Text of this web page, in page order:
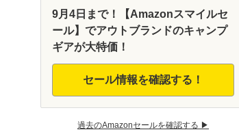
9月4日まで！【Amazonスマイルセ
ール】でアウトブランドのキャンプ
ギアが大特価！
セール情報を確認する！
過去のAmazonセールを確認する ▶︎